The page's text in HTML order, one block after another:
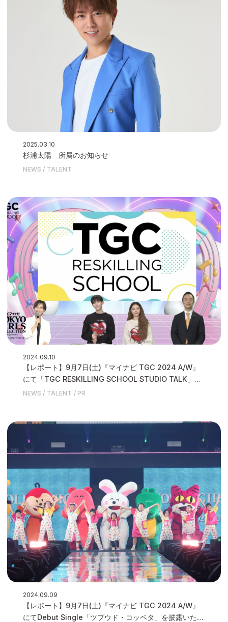
2025.03.10
杉浦太陽 所属のお知らせ
NEWS TALENT
2024.09.10
【レポート】9月7日(土)『マイナビ TGC 2024 A/W』
にて「TGC RESKILLING SCHOOL STUDIO TALK」を
実施し『TGC RESKILLING SCHOOL』の開校を発表い
NEWS TALENT PR
2024.09.09
【レポート】9月7日(土)『マイナビ TGC 2024 A/W』
にてDebut Single「ツブウド・コッベタ」を披露いたし